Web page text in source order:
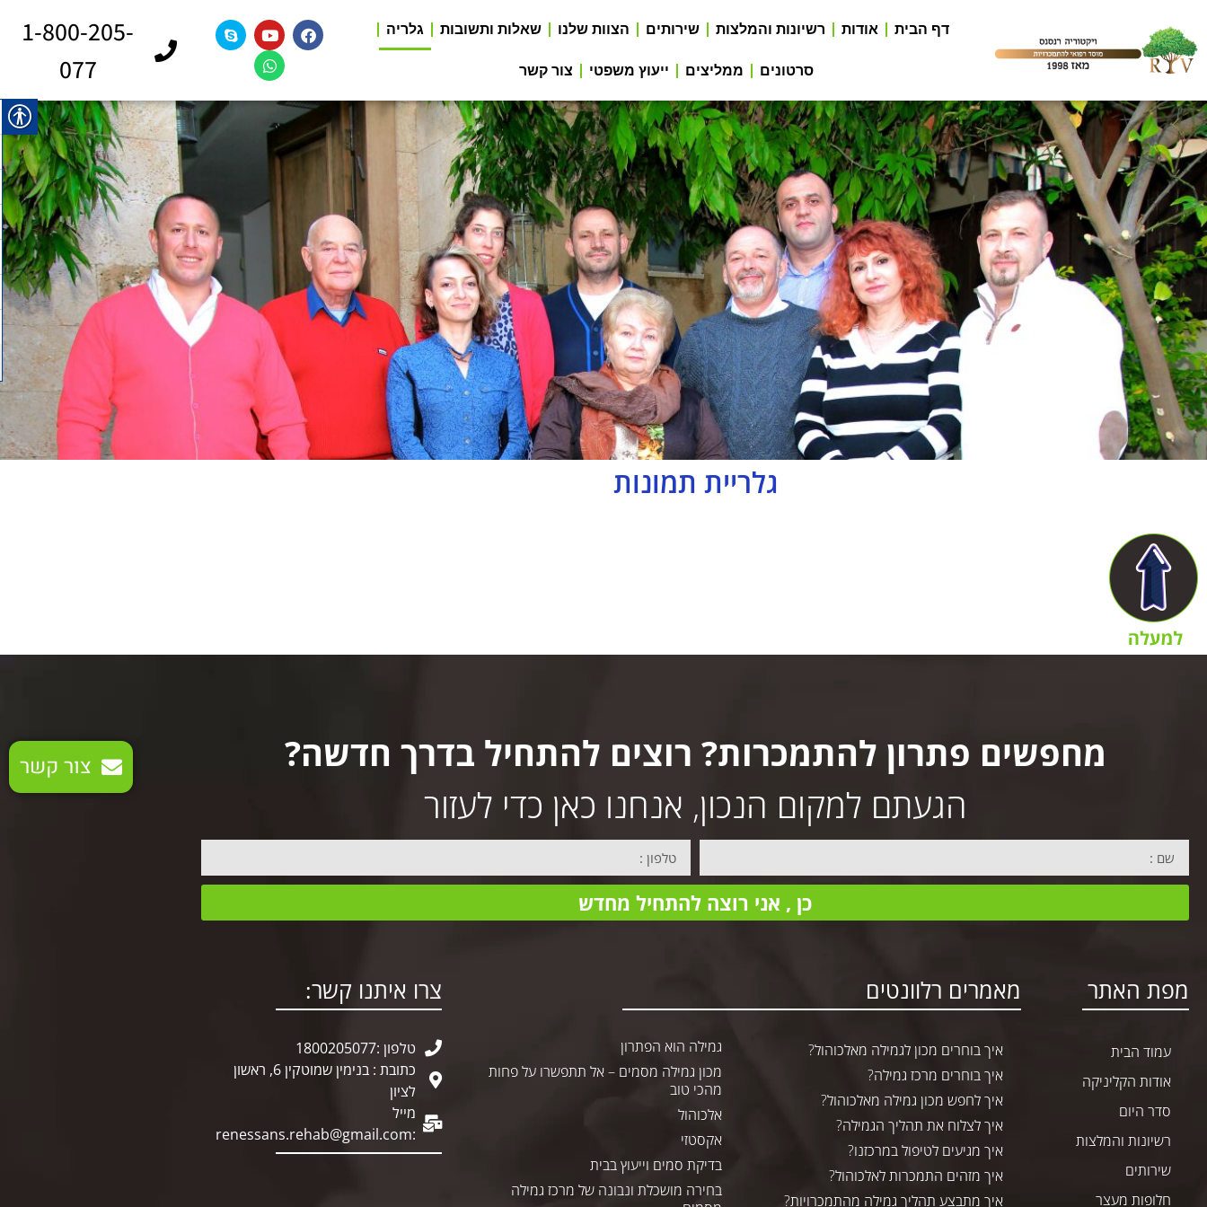
דף הבית אודות רשיונות והמלצות שירותים הצוות שלנו שאלות ותשובות גלריה
סרטונים ממליצים ייעוץ משפטי צור קשר
1-800-205-
077
גלריית תמונות
צור קשר
מחפשים פתרון להתמכרות? רוצים להתחיל בדרך חדשה?
הגעתם למקום הנכון, אנחנו כאן כדי לעזור
כן , אני רוצה להתחיל מחדש
מפת האתר
עמוד הבית
אודות הקליניקה
סדר היום
רשיונות והמלצות
שירותים
חלופות מעצר
מאמרים רלוונטים
איך בוחרים מכון לגמילה מאלכוהול?
איך בוחרים מרכז גמילה?
איך לחפש מכון גמילה מאלכוהול?
איך לצלוח את תהליך הגמילה?
איך מגיעים לטיפול במרכזנו?
איך מזהים התמכרות לאלכוהול?
איך מתבצע תהליך גמילה מהתמכרויות?
גמילה הוא הפתרון
מכון גמילה מסמים – אל תתפשרו על פחות
מהכי טוב
אלכוהול
אקסטזי
בדיקת סמים וייעוץ בבית
בחירה מושכלת ונבונה של מרכז גמילה
צרו איתנו קשר:
טלפון :1800205077
כתובת : בנימין שמוטקין 6, ראשון
לציון
מייל
:
renessans.rehab@gmail.com